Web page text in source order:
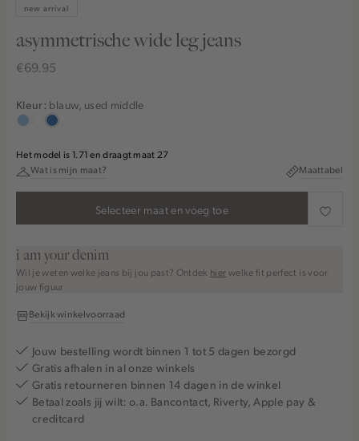
new arrival
asymmetrische wide leg jeans
€69.95
Kleur: blauw, used middle
blauw,
light
witblauw,
middle
Het model is 1.71 en draagt maat 27
Wat is mijn maat?
Maattabel
Selecteer maat en voeg toe
i am your denim
Wil je weten welke jeans bij jou past? Ontdek hierwelke fit perfect is voor
jouw figuur
Bekijk winkelvoorraad
Jouw bestelling wordt binnen 1 tot 5 dagen bezorgd
Gratis afhalen in al onze winkels
Gratis retourneren binnen 14 dagen in de winkel
Betaal zoals jij wilt: o.a. Bancontact, Riverty, Apple pay &
creditcard